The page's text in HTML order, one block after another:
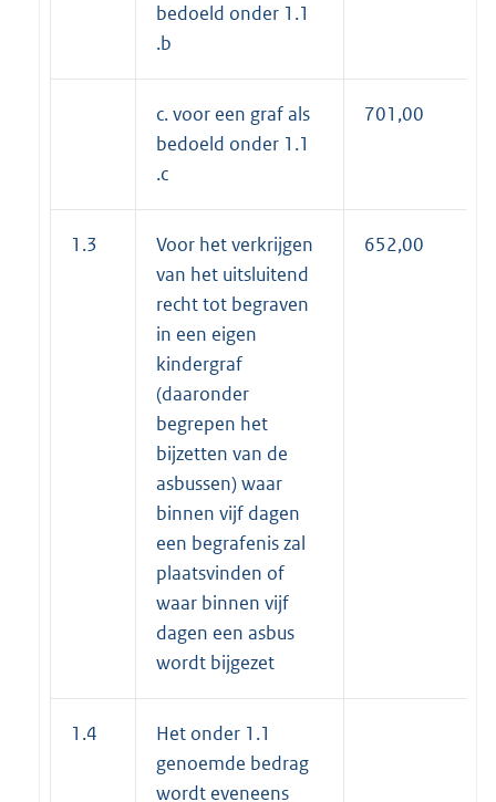
bedoeld onder 1.1
.b
c. voor een graf als
bedoeld onder 1.1
.c
701,00
1.3
Voor het verkrijgen
van het uitsluitend
recht tot begraven
in een eigen
kindergraf
(daaronder
begrepen het
bijzetten van de
asbussen) waar
binnen vijf dagen
een begrafenis zal
plaatsvinden of
waar binnen vijf
dagen een asbus
wordt bijgezet
652,00
1.4
Het onder 1.1
genoemde bedrag
wordt eveneens